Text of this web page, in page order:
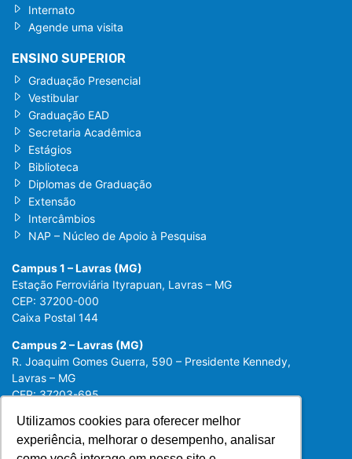
Utilizamos cookies para oferecer melhor
experiência, melhorar o desempenho, analisar
Utilizamos cookies para oferecer melhor
experiência, melhorar o desempenho, analisar
Internato
Agende uma visita
ENSINO SUPERIOR
Graduação Presencial
Vestibular
Graduação EAD
Secretaria Acadêmica
Estágios
Biblioteca
Diplomas de Graduação
Extensão
Intercâmbios
NAP – Núcleo de Apoio à Pesquisa
Campus 1 – Lavras (MG)
Estação Ferroviária Ityrapuan, Lavras – MG
CEP: 37200-000
Caixa Postal 144
Campus 2 – Lavras (MG)
R. Joaquim Gomes Guerra, 590 – Presidente Kennedy,
Lavras – MG
CEP: 37203-695